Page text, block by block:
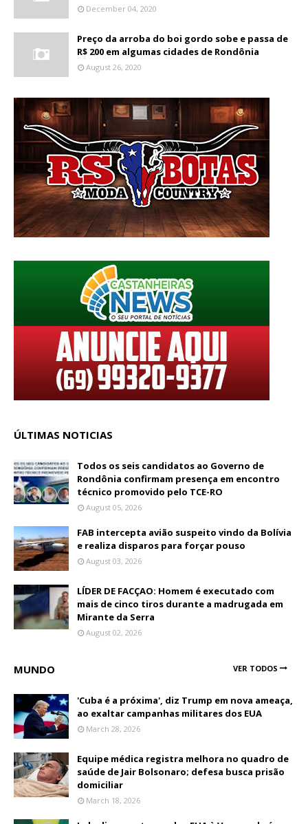
December 04, 2020
Preço da arroba do boi gordo sobe e passa de
R$ 200 em algumas cidades de Rondônia
August 26, 2020
ÚLTIMAS NOTICIAS
Todos os seis candidatos ao Governo de
Rondônia confirmam presença em encontro
técnico promovido pelo TCE-RO
August 05, 2026
FAB intercepta avião suspeito vindo da Bolívia
e realiza disparos para forçar pouso
August 03, 2026
LÍDER DE FACÇAO: Homem é executado com
mais de cinco tiros durante a madrugada em
Mirante da Serra
August 02, 2026
MUNDO VER TODOS
'Cuba é a próxima', diz Trump em nova ameaça,
ao exaltar campanhas militares dos EUA
March 28, 2026
Equipe médica registra melhora no quadro de
saúde de Jair Bolsonaro; defesa busca prisão
domiciliar
March 18, 2026